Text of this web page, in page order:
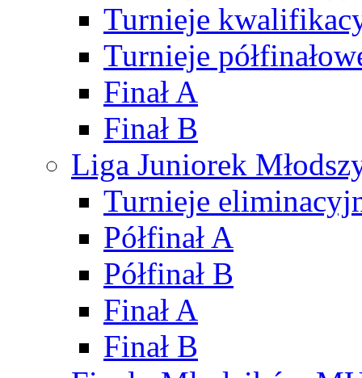
Turnieje
Turnieje
Finał A
Finał B
Liga Juniorek
Turnieje
Półfinał A
Półfinał B
Finał A
Finał B